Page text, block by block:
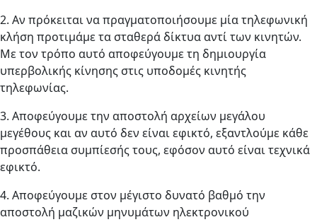
2. Αν πρόκειται να πραγματοποιήσουμε μία τηλεφωνική
κλήση προτιμάμε τα σταθερά δίκτυα αντί των κινητών.
Με τον τρόπο αυτό αποφεύγουμε τη δημιουργία
υπερβολικής κίνησης στις υποδομές κινητής
τηλεφωνίας.
3. Αποφεύγουμε την αποστολή αρχείων μεγάλου
μεγέθους και αν αυτό δεν είναι εφικτό, εξαντλούμε κάθε
προσπάθεια συμπίεσής τους, εφόσον αυτό είναι τεχνικά
εφικτό.
4. Αποφεύγουμε στον μέγιστο δυνατό βαθμό την
αποστολή μαζικών μηνυμάτων ηλεκτρονικού